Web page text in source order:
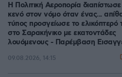
Η Πολιτική Αεροπορία διαπίστωσε
κενό στον νόμο όταν ένας...
τύπος προσγείωσε το ελικόπτερό
στο Σαρακήνικο με εκατοντάδες
λουόμενους - Παρέμβαση
09.08.2026, 14:15